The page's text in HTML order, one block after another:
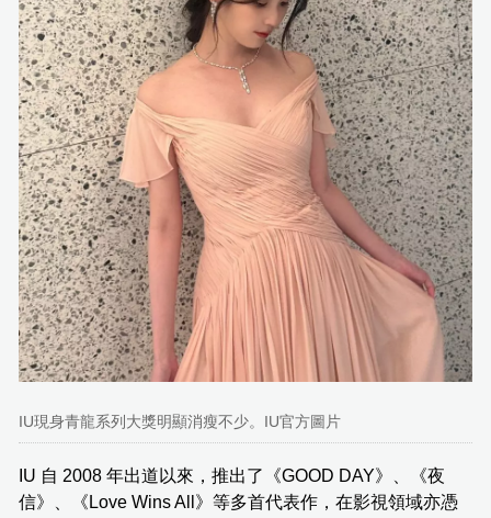
IU現身青龍系列大獎明顯消瘦不少。IU官方圖片
IU 自 2008 年出道以來，推出了《GOOD DAY》、《夜
信》、《Love Wins All》等多首代表作，在影視領域亦憑